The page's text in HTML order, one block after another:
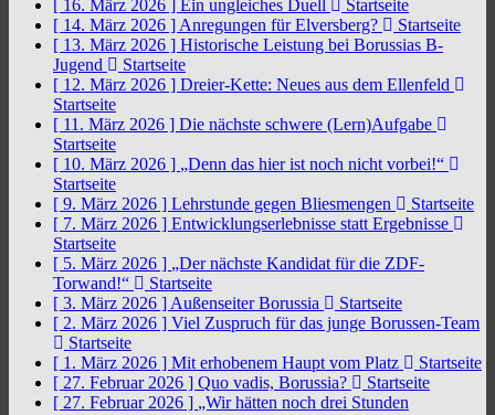
[ 16. März 2026 ] Ein ungleiches Duell
Startseite
[ 14. März 2026 ] Anregungen für Elversberg?
Startseite
[ 13. März 2026 ] Historische Leistung bei Borussias B-
Jugend
Startseite
[ 12. März 2026 ] Dreier-Kette: Neues aus dem Ellenfeld
Startseite
[ 11. März 2026 ] Die nächste schwere (Lern)Aufgabe
Startseite
[ 10. März 2026 ] „Denn das hier ist noch nicht vorbei!“
Startseite
[ 9. März 2026 ] Lehrstunde gegen Bliesmengen
Startseite
[ 7. März 2026 ] Entwicklungserlebnisse statt Ergebnisse
Startseite
[ 5. März 2026 ] „Der nächste Kandidat für die ZDF-
Torwand!“
Startseite
[ 3. März 2026 ] Außenseiter Borussia
Startseite
[ 2. März 2026 ] Viel Zuspruch für das junge Borussen-Team
Startseite
[ 1. März 2026 ] Mit erhobenem Haupt vom Platz
Startseite
[ 27. Februar 2026 ] Quo vadis, Borussia?
Startseite
[ 27. Februar 2026 ] „Wir hätten noch drei Stunden